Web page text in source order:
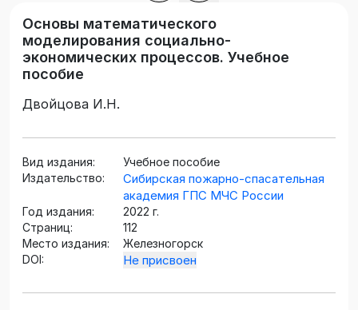
Основы математического
моделирования социально-
экономических процессов. Учебное
пособие
Двойцова И.Н.
Вид издания:
Учебное пособие
Издательство:
Сибирская пожарно-спасательная
академия ГПС МЧС России
Год издания:
2022 г.
Страниц:
112
Место издания:
Железногорск
DOI:
Не присвоен